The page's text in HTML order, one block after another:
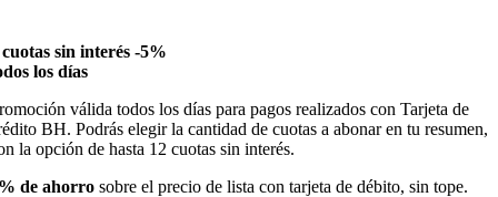
cuotas sin interés -5%
los días
válida todos los días para pagos realizados con Tarjeta de
BH. Podrás elegir la cantidad de cuotas a abonar en tu resumen,
la opción de hasta 12 cuotas sin interés.
de ahorro sobre el precio de lista con tarjeta de débito, sin tope.